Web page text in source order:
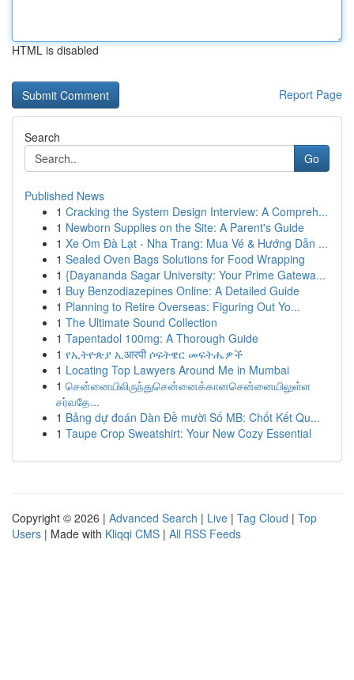
HTML is disabled
Report Page
Search
Go
Published News
1 Cracking the System Design Interview: A Compreh...
1 Newborn Supplies on the Site: A Parent's Guide
1 Xe Om Đà Lạt - Nha Trang: Mua Vé & Hướng Dẫn ...
1 Sealed Oven Bags Solutions for Food Wrapping
1 {Dayananda Sagar University: Your Prime Gatewa...
1 Buy Benzodiazepines Online: A Detailed Guide
1 Planning to Retire Overseas: Figuring Out Yo...
1 The Ultimate Sound Collection
1 Tapentadol 100mg: A Thorough Guide
1 የኢትዮጵያ ኢआरपी ሶፍትዌር መፍትሔዎች
1 Locating Top Lawyers Around Me in Mumbai
1 சென்னையிலிருந்துசென்னைக்கானசென்னையிலுள்ள
சர்வதே...
1 Bảng dự đoán Dàn Đề mười Số MB: Chốt Kết Qu...
1 Taupe Crop Sweatshirt: Your New Cozy Essential
Copyright © 2026 | Advanced Search | Live | Tag Cloud | Top
Users | Made with Kliqqi CMS | All RSS Feeds